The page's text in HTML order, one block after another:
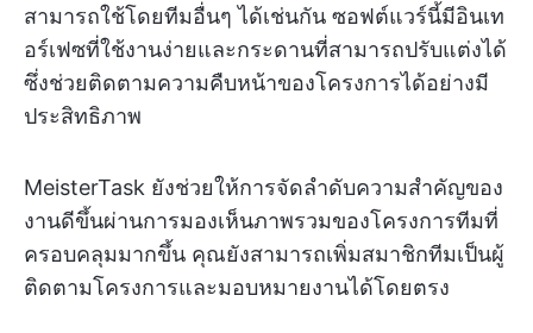
สามารถใช้โดยทีมอื่นๆ ได้เช่นกัน ซอฟต์แวร์นี้มีอินเท
อร์เฟซที่ใช้งานง่ายและกระดานที่สามารถปรับแต่งได้
ซึ่งช่วยติดตามความคืบหน้าของโครงการได้อย่างมี
ประสิทธิภาพ
MeisterTask ยังช่วยให้การจัดลำดับความสำคัญของ
งานดีขึ้นผ่านการมองเห็นภาพรวมของโครงการทีมที่
ครอบคลุมมากขึ้น คุณยังสามารถเพิ่มสมาชิกทีมเป็นผู้
ติดตามโครงการและมอบหมายงานได้โดยตรง